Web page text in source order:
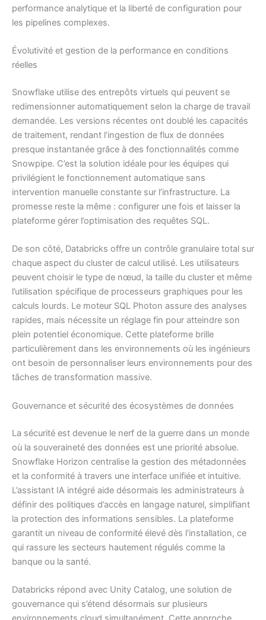
performance analytique et la liberté de configuration pour
les pipelines complexes.
Évolutivité et gestion de la performance en conditions
réelles
Snowflake utilise des entrepôts virtuels qui peuvent se
redimensionner automatiquement selon la charge de travail
demandée. Les versions récentes ont doublé les capacités
de traitement, rendant l’ingestion de flux de données
presque instantanée grâce à des fonctionnalités comme
Snowpipe. C’est la solution idéale pour les équipes qui
privilégient le fonctionnement automatique sans
intervention manuelle constante sur l’infrastructure. La
promesse reste la même : configurer une fois et laisser la
plateforme gérer l’optimisation des requêtes SQL.
De son côté, Databricks offre un contrôle granulaire total sur
chaque aspect du cluster de calcul utilisé. Les utilisateurs
peuvent choisir le type de nœud, la taille du cluster et même
l’utilisation spécifique de processeurs graphiques pour les
calculs lourds. Le moteur SQL Photon assure des analyses
rapides, mais nécessite un réglage fin pour atteindre son
plein potentiel économique. Cette plateforme brille
particulièrement dans les environnements où les ingénieurs
ont besoin de personnaliser leurs environnements pour des
tâches de transformation massive.
Gouvernance et sécurité des écosystèmes de données
La sécurité est devenue le nerf de la guerre dans un monde
où la souveraineté des données est une priorité absolue.
Snowflake Horizon centralise la gestion des métadonnées
et la conformité à travers une interface unifiée et intuitive.
L’assistant IA intégré aide désormais les administrateurs à
définir des politiques d’accès en langage naturel, simplifiant
la protection des informations sensibles. La plateforme
garantit un niveau de conformité élevé dès l’installation, ce
qui rassure les secteurs hautement régulés comme la
banque ou la santé.
Databricks répond avec Unity Catalog, une solution de
gouvernance qui s’étend désormais sur plusieurs